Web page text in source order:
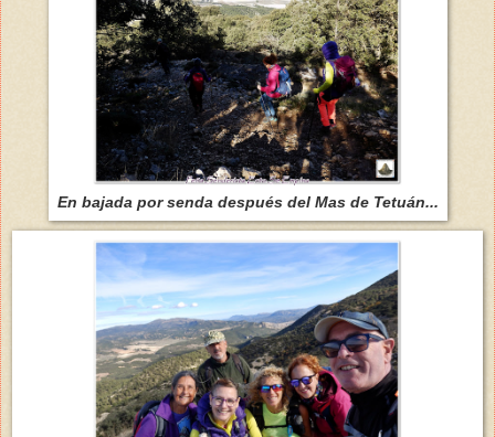
En bajada por senda después del Mas de Tetuán...